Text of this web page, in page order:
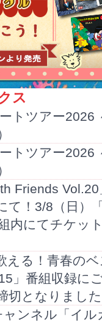
ス
トツアー2026
トツアー2026
Friends
て！3/8（日）
内にてチケッ
える！青春の
」番組収録に
切となりまし
ンネル「イル